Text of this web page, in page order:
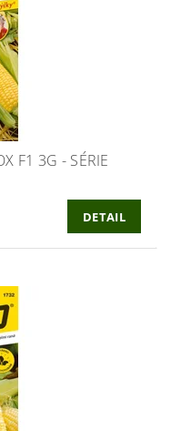
F1 3G - SÉRIE
DETAIL